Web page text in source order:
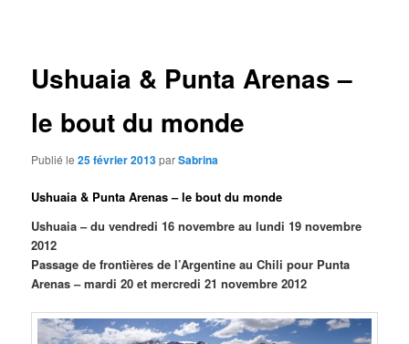
Ushuaia & Punta Arenas –
le bout du monde
Publié le25 février 2013parSabrina
Ushuaia & Punta Arenas – le bout du monde
Ushuaia – du vendredi 16 novembre au lundi 19 novembre
2012
Passage de frontières de l’Argentine au Chili pour Punta
Arenas – mardi 20 et mercredi 21 novembre 2012